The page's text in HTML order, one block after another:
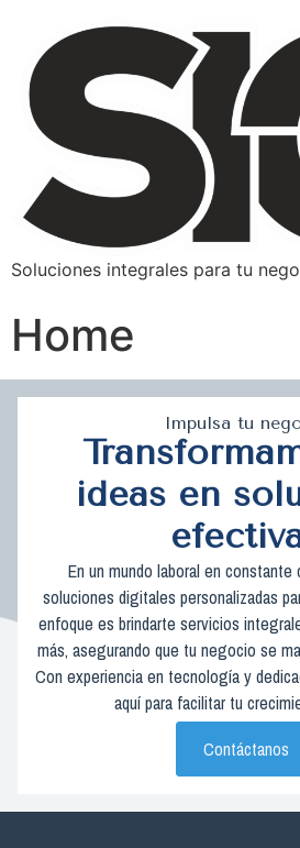
Soluciones integrales para tu
Home
Impulsa tu
ideas en
En un mundo laboral en
soluciones digitales personalizadas
enfoque es brindarte servicios
más, asegurando que tu negocio se
Con experiencia en tecnología y
aquí para facilitar tu
Contáctanos